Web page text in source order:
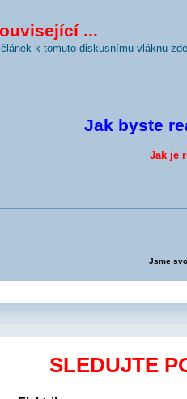
...
k tomuto diskusnímu vláknu
Jak byste
Jak je
Jsme
SLEDUJTE